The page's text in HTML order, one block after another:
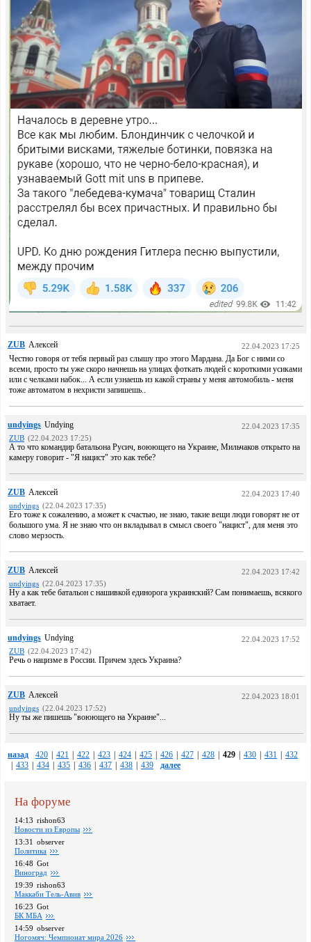
ZUB Алексей 22.04.2023 17:25
Честно говоря от тебя первый раз слышу про этого Мардана. Да Бог с ними со
всеми, просто ты уже скоро начнешь на улицах фоткать людей с короткими усиками
или с челками набок... А если узнаешь из какой страны у меня автомобиль - меня
тоже автоматом в нехристи запишешь..
undyings Undying
22.04.2023 17:35
ZUB (22.04.2023 17:25)
А то что командир батальона Русич, воюющего на Украине, Мильчаков открыто на
камеру говорит - "Я нацист" это как тебе?
ZUB Алексей
22.04.2023 17:40
undyings (22.04.2023 17:35)
Его тоже к сожалению, а может к счастью, не знаю, такие вещи люди говорят не от
большого ума. Я не знаю что он вкладывал в смысл своего "нацист", для меня это
слово мерзость.
ZUB Алексей
22.04.2023 17:42
undyings (22.04.2023 17:35)
Ну а как тебе батальон с нашивкой единорога украинский? Сам понимаешь, всякого
хватает.
undyings Undying
22.04.2023 17:52
ZUB (22.04.2023 17:42)
Речь о нацизме в России. Причем здесь Украина?
ZUB Алексей
22.04.2023 18:01
undyings (22.04.2023 17:52)
Ну ты же пишешь "воюющего на Украине"...
назад 420 421 422 423 424 425 426 427 428 429 430 431
432
433 434 435 436 437 438 439 далее
На форуме
14:13 rishon63
Новости из Европы
13:31 observer
Политика
16:48 Got
Виноград
19:39 rishon63
Маккаби Тель-Авив
16:23 Got
БК МБА
14:59 observer
Ногомяч: Чемпионат мира 2026